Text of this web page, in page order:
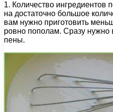
1. Количество ингредиентов
на достаточно большое
вам нужно приготовить
ровно пополам. Сразу нужно
пены.